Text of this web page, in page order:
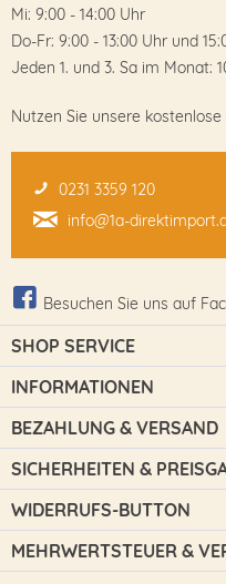
Mi: 9:00 - 14:00 Uhr
Do-Fr: 9:00 - 13:00 Uhr und
Jeden 1. und 3. Sa im Monat:
Nutzen Sie unsere
0231 3359 120
info@1a-
Besuchen Sie uns auf
SHOP SERVICE
INFORMATIONEN
BEZAHLUNG & VERSAND
SICHERHEITEN &
WIDERRUFS-BUTTON
MEHRWERTSTEUER &